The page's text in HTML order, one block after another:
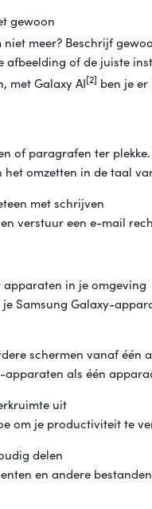
gewoon
niet meer? Beschrijf
afbeelding of de juiste
met Galaxy AI[2] ben je
of paragrafen ter
het omzetten in de taal
met schrijven
verstuur een e-mail
apparaten in je omgeving
Samsung Galaxy-
schermen vanaf één
apparaten als één
uit
om je productiviteit te
delen
en andere